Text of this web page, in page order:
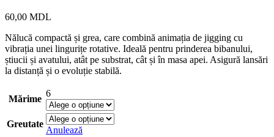
60,00 MDL
Nălucă compactă și grea, care combină animația de jigging cu
vibrația unei lingurițe rotative. Ideală pentru prinderea bibanului,
știucii și avatului, atât pe substrat, cât și în masa apei. Asigură lansări
la distanță și o evoluție stabilă.
Mărime
6
Greutate
Anulează